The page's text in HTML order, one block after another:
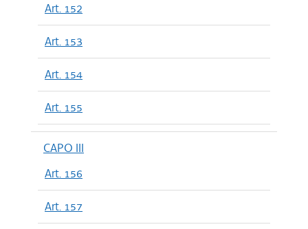
Art. 152
Art. 153
Art. 154
Art. 155
CAPO III
Art. 156
Art. 157